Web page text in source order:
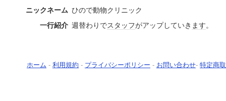
ニックネーム ひので動物クリニック
一行紹介 週替わりでスタッフがアップしていき ます。
ホーム - 利用規約 - プライバシーポリシー - お問い合わせ- 特定商